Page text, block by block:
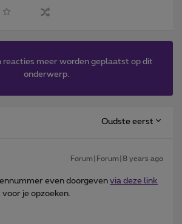
reacties meer worden geplaatst op dit
onderwerp.
Oudste eerst
Forum|Forum|8 years ago
even doorgeven via deze link
je opzoeken.